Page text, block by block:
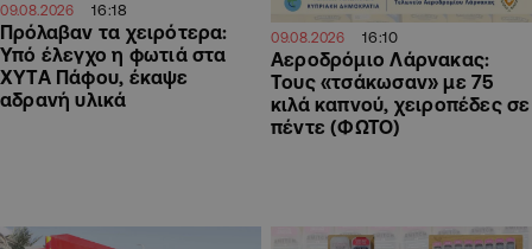
09.08.2026 16:18
Πρόλαβαν τα χειρότερα:
Υπό έλεγχο η φωτιά στα
ΧΥΤΑ Πάφου, έκαψε
αδρανή υλικά
09.08.2026 16:10
Αεροδρόμιο Λάρνακας:
Τους «τσάκωσαν» με 75
κιλά καπνού, χειροπέδες σε
πέντε (ΦΩΤΟ)